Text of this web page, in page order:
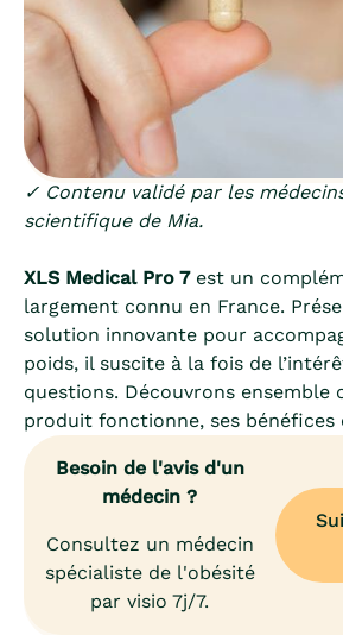
✓ Contenu validé par les
scientifique de Mia.
XLS Medical Pro 7est un
largement connu en France.
solution innovante pour
poids, il suscite à la fois de
questions. Découvrons ensemble
produit fonctionne, ses bénéfices
Besoin de l'avis d'un
médecin ?
Consultez un médecin
spécialiste de l'obésité
par visio 7j/7.